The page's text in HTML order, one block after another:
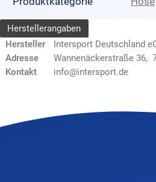
Herstellerangaben
Hersteller
Intersport Deutschland
Adresse
Wannenäckerstraße 36,
Kontakt
info@intersport.de